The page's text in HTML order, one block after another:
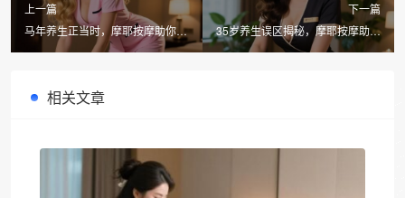
上一篇
马年养生正当时，摩耶按摩助你马
上健康
下一篇
35岁养生误区揭秘，摩耶按摩助你
轻松告别亚健康
相关文章